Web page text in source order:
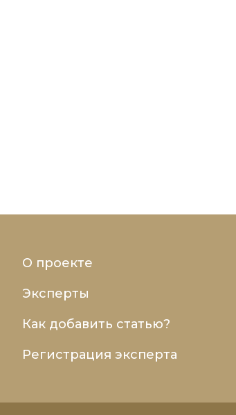
О проекте
Эксперты
Как добавить статью?
Регистрация эксперта